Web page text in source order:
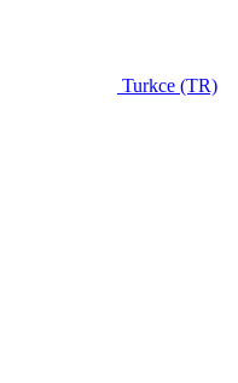
Turkce (TR)